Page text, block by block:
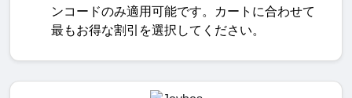
ンコードのみ適用可能です。カートに合わせて
最もお得な割引を選択してください。